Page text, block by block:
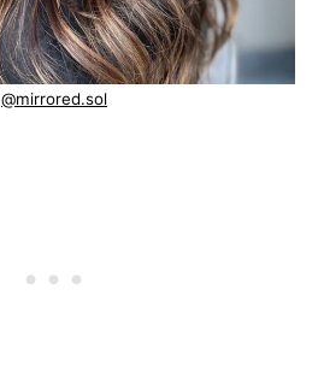
@mirrored.sol